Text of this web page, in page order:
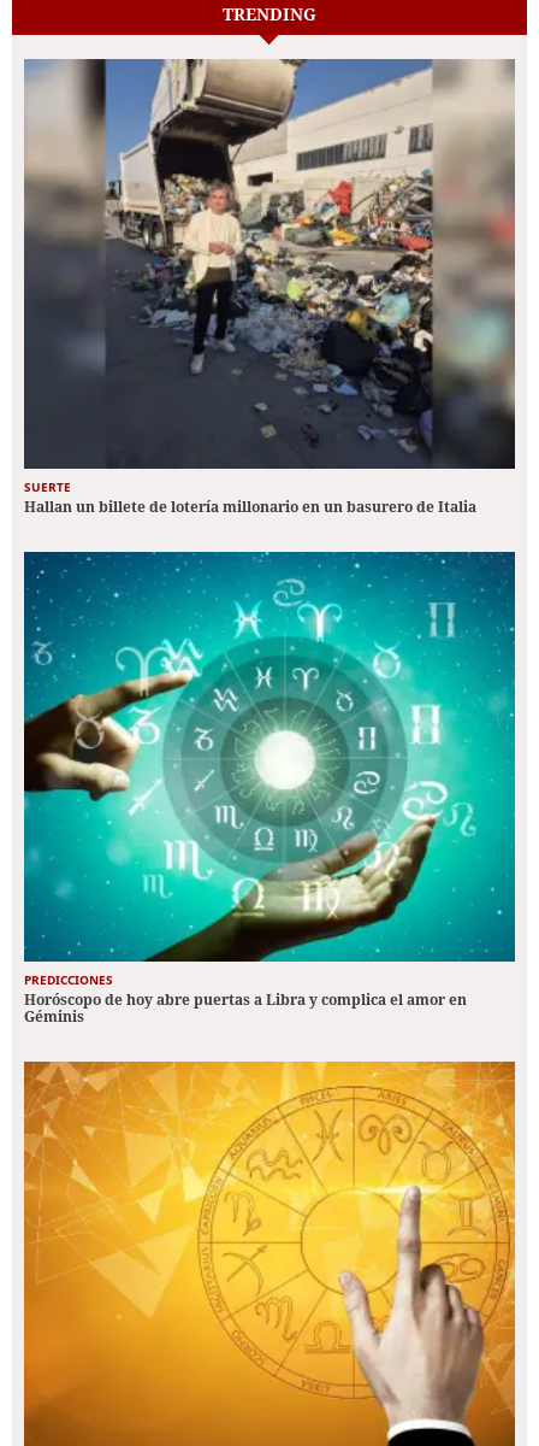
TRENDING
SUERTE
Hallan un billete de lotería millonario en un basurero de Italia
PREDICCIONES
Horóscopo de hoy abre puertas a Libra y complica el amor en
Géminis